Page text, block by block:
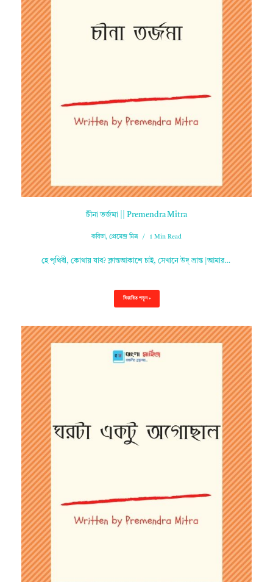
চীনা তর্জমা || Premendra Mitra
কবিতা, প্রেমেন্দ্র মিত্র 1 Min Read
হে পৃথিবী, কোথায় যাব? ক্লান্তআকাশে চাই, সেখানে উদ্ ভ্রান্ত |আমার…
বিস্তারিত পড়ুন »